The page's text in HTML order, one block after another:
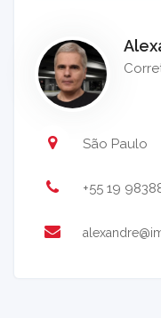
São Paulo
+55 19